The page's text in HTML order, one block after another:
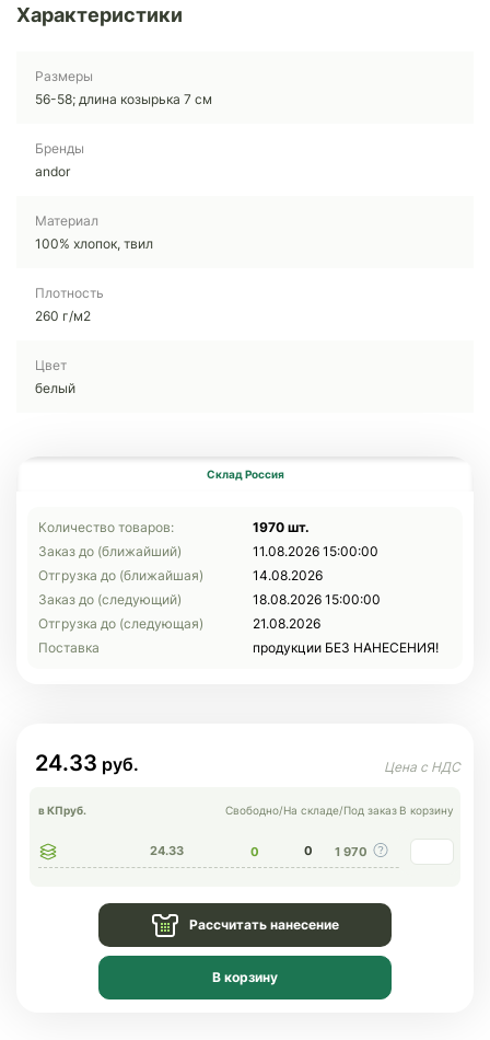
Характеристики
Размеры
56-58; длина козырька 7 см
Бренды
andor
Материал
100% хлопок, твил
Плотность
260 г/м2
Цвет
белый
Склад Россия
Количество товаров:
1970 шт.
Заказ до (ближайший)
11.08.2026 15:00:00
Отгрузка до (ближайшая)
14.08.2026
Заказ до (следующий)
18.08.2026 15:00:00
Отгрузка до (следующая)
21.08.2026
Поставка
продукции БЕЗ НАНЕСЕНИЯ!
24.33
в КПруб. Свободно/На складе/Под заказ В корзину
24.33 0 0 1 970
Рассчитать нанесение
В корзину